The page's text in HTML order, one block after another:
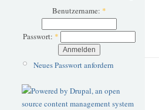
Benutzername: *
Passwort: *
Neues Passwort anfordern